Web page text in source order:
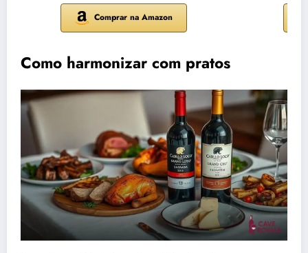
Comprar na Amazon
Como harmonizar com pratos